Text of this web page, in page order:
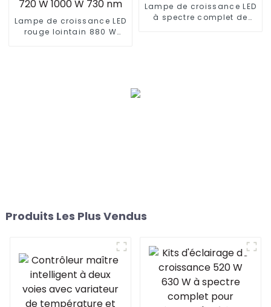
Lampe de croissance LED
rouge lointain 880 W
Lampe de croissance LED
à spectre complet de
Produits Les Plus Vendus